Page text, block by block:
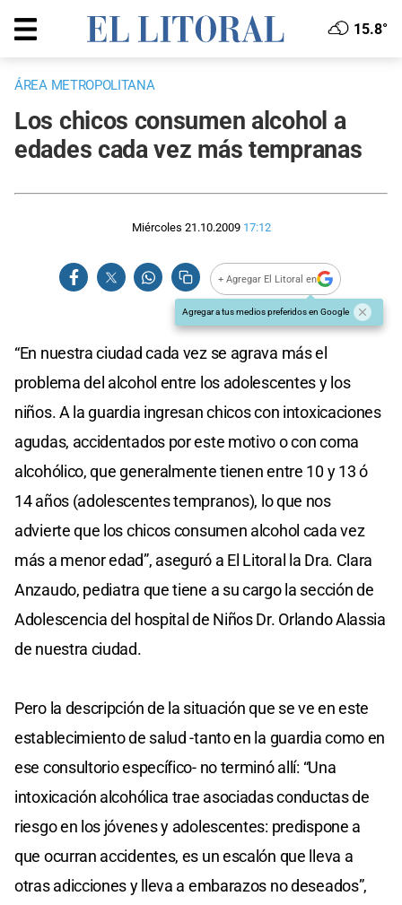
15.8°
ÁREA METROPOLITANA
Los chicos consumen alcohol a
edades cada vez más tempranas
Miércoles 21.10.2009 17:12
+ Agregar El Litoral en
Agregar a tus medios preferidos en Google
“En nuestra ciudad cada vez se agrava más el
problema del alcohol entre los adolescentes y los
niños. A la guardia ingresan chicos con intoxicaciones
agudas, accidentados por este motivo o con coma
alcohólico, que generalmente tienen entre 10 y 13 ó
14 años (adolescentes tempranos), lo que nos
advierte que los chicos consumen alcohol cada vez
más a menor edad”, aseguró a El Litoral la Dra. Clara
Anzaudo, pediatra que tiene a su cargo la sección de
Adolescencia del hospital de Niños Dr. Orlando Alassia
de nuestra ciudad.
Pero la descripción de la situación que se ve en este
establecimiento de salud -tanto en la guardia como en
ese consultorio específico- no terminó allí: “Una
intoxicación alcohólica trae asociadas conductas de
riesgo en los jóvenes y adolescentes: predispone a
que ocurran accidentes, es un escalón que lleva a
otras adicciones y lleva a embarazos no deseados”,